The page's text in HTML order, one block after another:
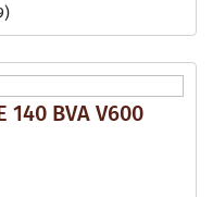
140 BVA V600